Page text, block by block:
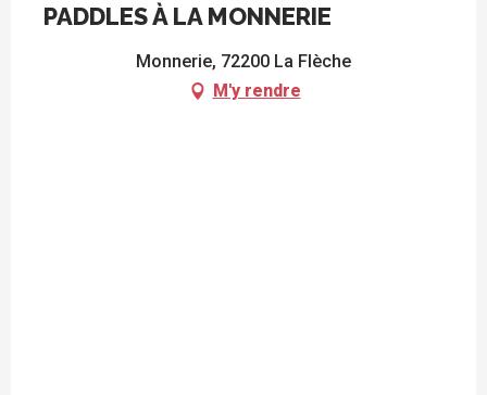
PADDLES À LA MONNERIE
Monnerie, 72200 La Flèche
M'y rendre